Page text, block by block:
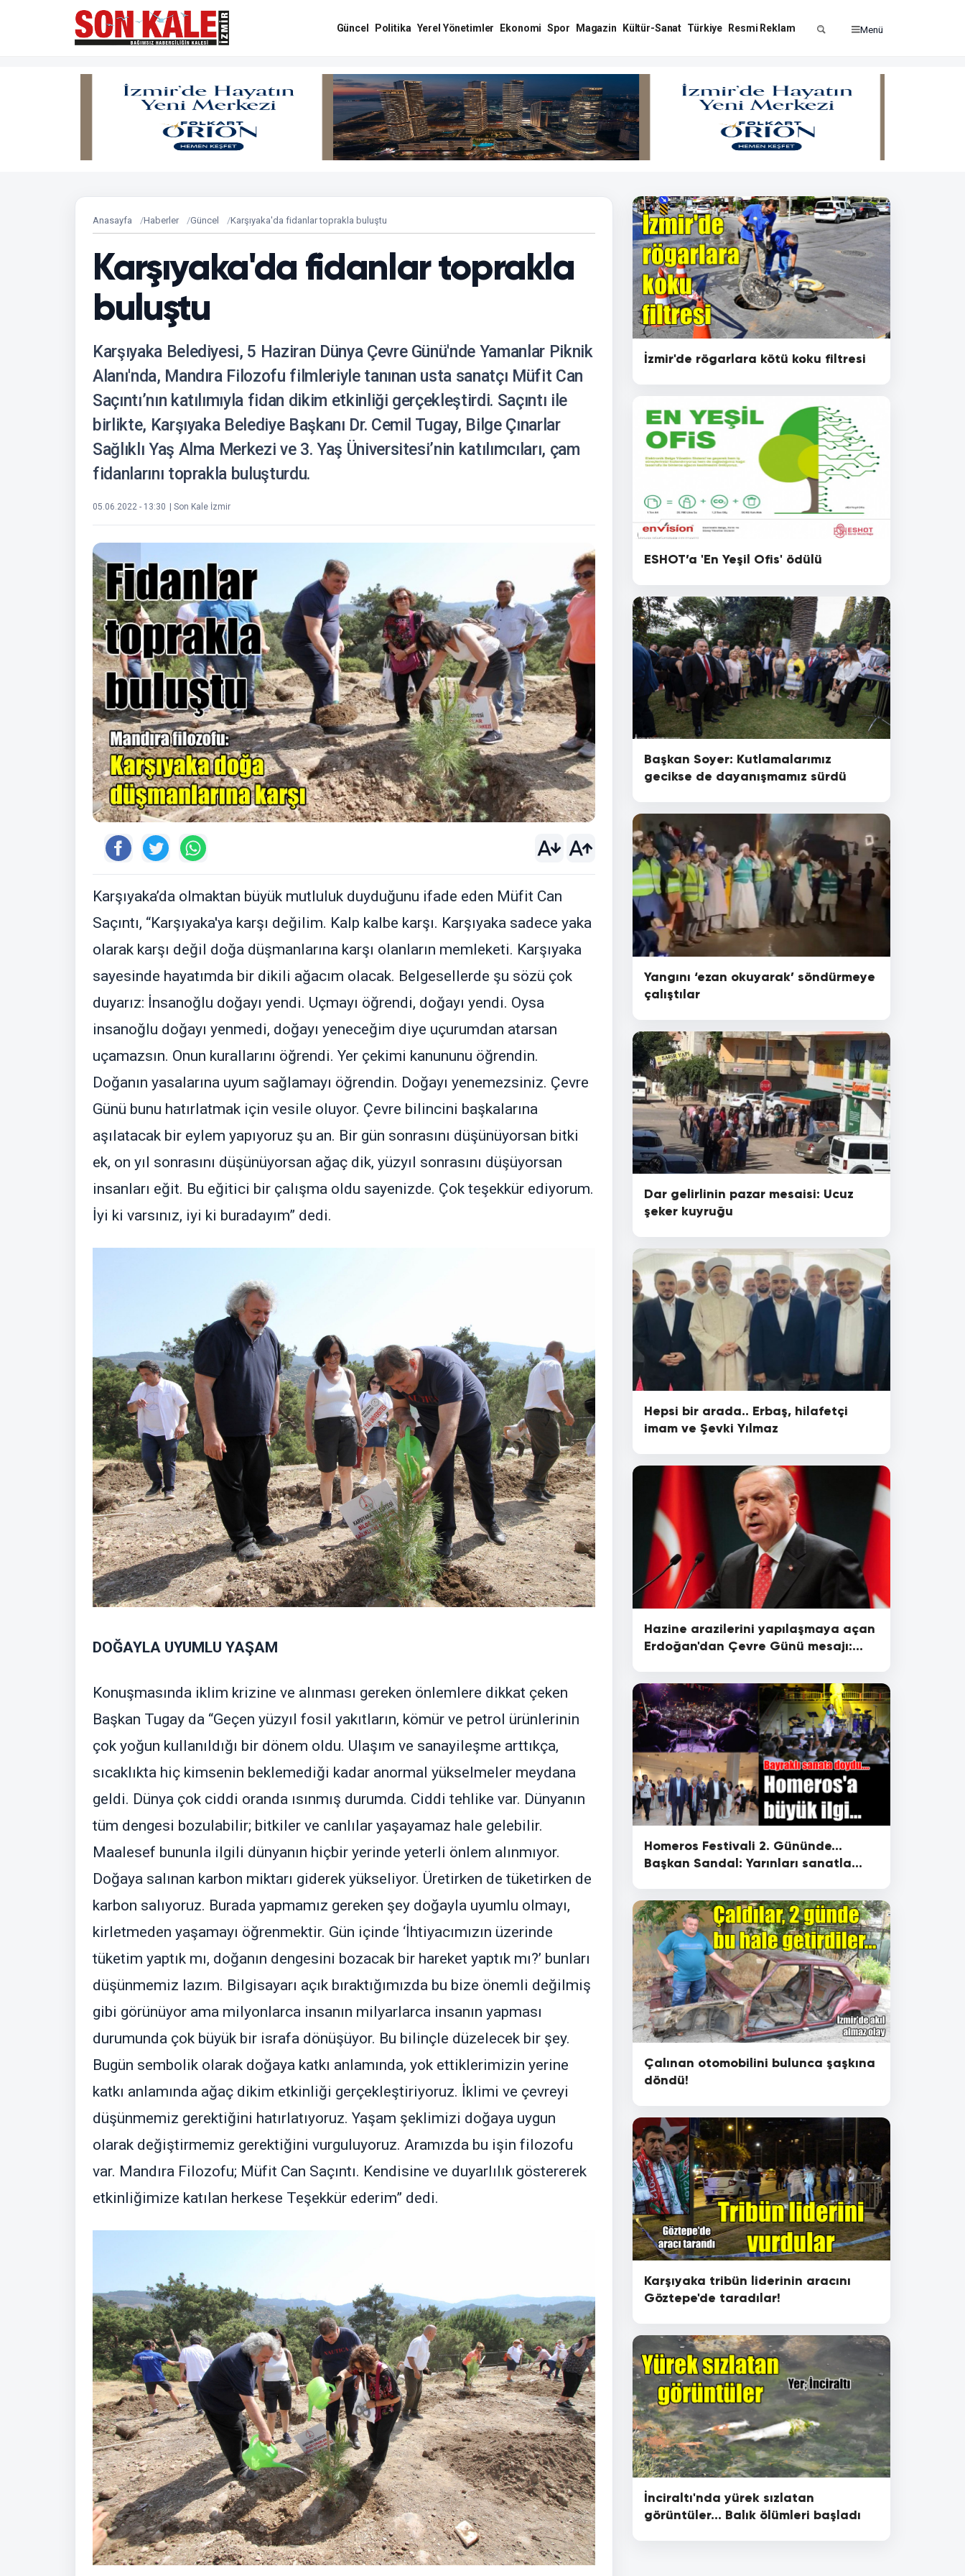
Güncel Politika Yerel Yönetimler Ekonomi Spor Magazin Kültür-Sanat Türkiye Resmi Reklam Menü
Anasayfa Haberler Güncel Karşıyaka'da fidanlar toprakla buluştu
Karşıyaka'da fidanlar toprakla
buluştu
Karşıyaka Belediyesi, 5 Haziran Dünya Çevre Günü'nde Yamanlar Piknik
Alanı'nda, Mandıra Filozofu filmleriyle tanınan usta sanatçı Müfit Can
Saçıntı’nın katılımıyla fidan dikim etkinliği gerçekleştirdi. Saçıntı ile
birlikte, Karşıyaka Belediye Başkanı Dr. Cemil Tugay, Bilge Çınarlar
Sağlıklı Yaş Alma Merkezi ve 3. Yaş Üniversitesi’nin katılımcıları, çam
fidanlarını toprakla buluşturdu.
05.06.2022 - 13:30 | Son Kale İzmir
Karşıyaka’da olmaktan büyük mutluluk duyduğunu ifade eden Müfit Can
Saçıntı, “Karşıyaka'ya karşı değilim. Kalp kalbe karşı. Karşıyaka sadece yaka
olarak karşı değil doğa düşmanlarına karşı olanların memleketi. Karşıyaka
sayesinde hayatımda bir dikili ağacım olacak. Belgesellerde şu sözü çok
duyarız: İnsanoğlu doğayı yendi. Uçmayı öğrendi, doğayı yendi. Oysa
insanoğlu doğayı yenmedi, doğayı yeneceğim diye uçurumdan atarsan
uçamazsın. Onun kurallarını öğrendi. Yer çekimi kanununu öğrendin.
Doğanın yasalarına uyum sağlamayı öğrendin. Doğayı yenemezsiniz. Çevre
Günü bunu hatırlatmak için vesile oluyor. Çevre bilincini başkalarına
aşılatacak bir eylem yapıyoruz şu an. Bir gün sonrasını düşünüyorsan bitki
ek, on yıl sonrasını düşünüyorsan ağaç dik, yüzyıl sonrasını düşüyorsan
insanları eğit. Bu eğitici bir çalışma oldu sayenizde. Çok teşekkür ediyorum.
İyi ki varsınız, iyi ki buradayım” dedi.
DOĞAYLA UYUMLU YAŞAM
Konuşmasında iklim krizine ve alınması gereken önlemlere dikkat çeken
Başkan Tugay da “Geçen yüzyıl fosil yakıtların, kömür ve petrol ürünlerinin
çok yoğun kullanıldığı bir dönem oldu. Ulaşım ve sanayileşme arttıkça,
sıcaklıkta hiç kimsenin beklemediği kadar anormal yükselmeler meydana
geldi. Dünya çok ciddi oranda ısınmış durumda. Ciddi tehlike var. Dünyanın
tüm dengesi bozulabilir; bitkiler ve canlılar yaşayamaz hale gelebilir.
Maalesef bununla ilgili dünyanın hiçbir yerinde yeterli önlem alınmıyor.
Doğaya salınan karbon miktarı giderek yükseliyor. Üretirken de tüketirken de
karbon salıyoruz. Burada yapmamız gereken şey doğayla uyumlu olmayı,
kirletmeden yaşamayı öğrenmektir. Gün içinde ‘İhtiyacımızın üzerinde
tüketim yaptık mı, doğanın dengesini bozacak bir hareket yaptık mı?’ bunları
düşünmemiz lazım. Bilgisayarı açık bıraktığımızda bu bize önemli değilmiş
gibi görünüyor ama milyonlarca insanın milyarlarca insanın yapması
durumunda çok büyük bir israfa dönüşüyor. Bu bilinçle düzelecek bir şey.
Bugün sembolik olarak doğaya katkı anlamında, yok ettiklerimizin yerine
katkı anlamında ağaç dikim etkinliği gerçekleştiriyoruz. İklimi ve çevreyi
düşünmemiz gerektiğini hatırlatıyoruz. Yaşam şeklimizi doğaya uygun
olarak değiştirmemiz gerektiğini vurguluyoruz. Aramızda bu işin filozofu
var. Mandıra Filozofu; Müfit Can Saçıntı. Kendisine ve duyarlılık göstererek
etkinliğimize katılan herkese Teşekkür ederim” dedi.
İzmir'de rögarlara kötü koku filtresi
ESHOT’a 'En Yeşil Ofis' ödülü
Başkan Soyer: Kutlamalarımız
gecikse de dayanışmamız sürdü
Yangını ‘ezan okuyarak’ söndürmeye
çalıştılar
Dar gelirlinin pazar mesaisi: Ucuz
şeker kuyruğu
Hepsi bir arada.. Erbaş, hilafetçi
imam ve Şevki Yılmaz
Hazine arazilerini yapılaşmaya açan
Erdoğan'dan Çevre Günü mesajı:
Homeros Festivali 2. Gününde...
Başkan Sandal: Yarınları sanatla
Çalınan otomobilini bulunca şaşkına
döndü!
Karşıyaka tribün liderinin aracını
Göztepe'de taradılar!
İnciraltı'nda yürek sızlatan
görüntüler... Balık ölümleri başladı